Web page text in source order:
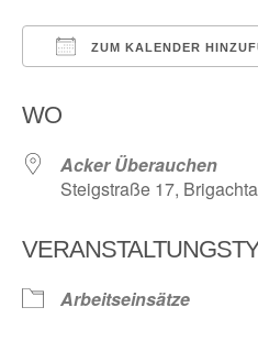
ZUM KALENDER
WO
Acker Überauchen
Steigstraße 17,
Arbeitseinsätze